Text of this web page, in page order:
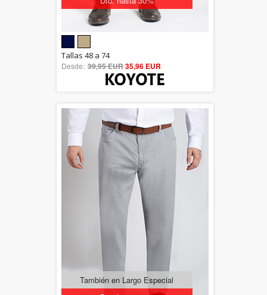
out of 5
Tallas 48 a 74
Desde: 39,95 EUR35,96 EUR
También en Largo Especial